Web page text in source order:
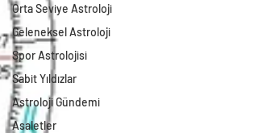
Orta Seviye Astroloji
Geleneksel Astroloji
Spor Astrolojisi
Sabit Yıldızlar
Astroloji Gündemi
Asaletler